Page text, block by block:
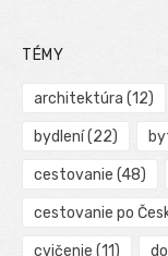
TÉMY
architektúra (12)
bydlení(22)
cestovanie (48)
cestovanie po
cvičenie (11)